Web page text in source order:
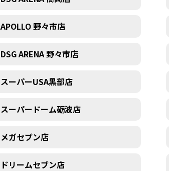
APOLLO 野々市店
DSG ARENA 野々市店
スーパーUSA黒部店
スーパードーム砺波店
メガセブン店
ドリームセブン店